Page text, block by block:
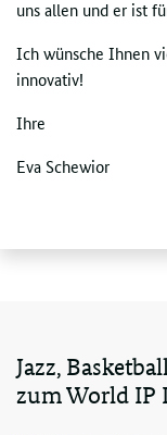
uns allen und er ist
Ich wünsche Ihnen
innovativ!
Ihre
Eva Schewior
Jazz,
zum World IP